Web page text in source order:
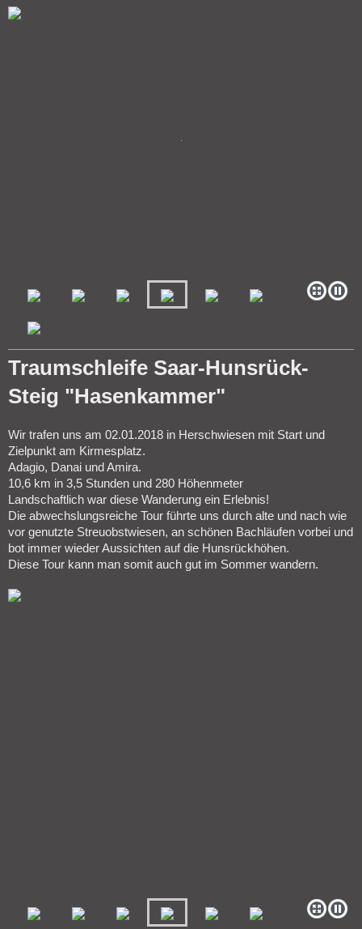
Traumschleife Saar-Hunsrück-
Steig "Hasenkammer"
Wir trafen uns am 02.01.2018 in Herschwiesen mit Start und
Zielpunkt am Kirmesplatz.
Adagio, Danai und Amira.
10,6 km in 3,5 Stunden und 280 Höhenmeter
Landschaftlich war diese Wanderung ein Erlebnis!
Die abwechslungsreiche Tour führte uns durch alte und nach wie
vor genutzte Streuobstwiesen, an schönen Bachläufen vorbei und
bot immer wieder Aussichten auf die Hunsrückhöhen.
Diese Tour kann man somit auch gut im Sommer wandern.